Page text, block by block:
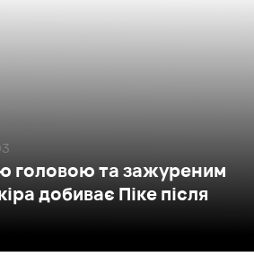
головою та зажуреним
добиває Піке після